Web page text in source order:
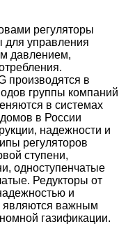
регуляторы
для управления
давлением,
производятся в
группы компаний
в системах
в России
надежности и
регуляторов
ступени,
одноступенчатые
Редукторы от
и
являются важным
газификации.